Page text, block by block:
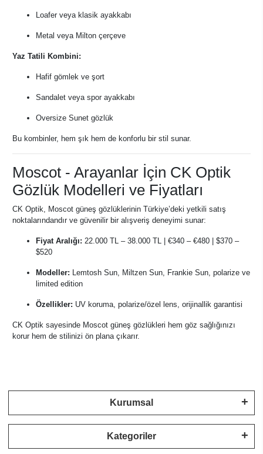
Loafer veya klasik ayakkabı
Metal veya Milton çerçeve
Yaz Tatili Kombini:
Hafif gömlek ve şort
Sandalet veya spor ayakkabı
Oversize Sunet gözlük
Bu kombinler, hem şık hem de konforlu bir stil sunar.
Moscot - Arayanlar İçin CK Optik
Gözlük Modelleri ve Fiyatları
CK Optik, Moscot güneş gözlüklerinin Türkiye’deki yetkili satış
noktalarındandır ve güvenilir bir alışveriş deneyimi sunar:
Fiyat Aralığı: 22.000 TL – 38.000 TL | €340 – €480 | $370 –
$520
Modeller: Lemtosh Sun, Miltzen Sun, Frankie Sun, polarize ve
limited edition
Özellikler: UV koruma, polarize/özel lens, orijinallik garantisi
CK Optik sayesinde Moscot güneş gözlükleri hem göz sağlığınızı
korur hem de stilinizi ön plana çıkarır.
Kurumsal
Kategoriler